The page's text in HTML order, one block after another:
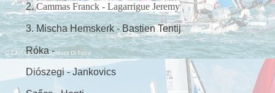
2.Cammas Franck - Lagarrigue Jeremy
3. Mischa Hemskerk - Bastien Tentij
Róka -
Diószegi - Jankovics